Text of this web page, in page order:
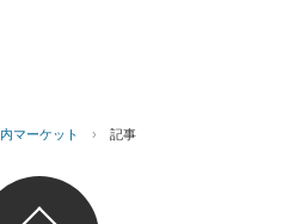
マーケット › 記事